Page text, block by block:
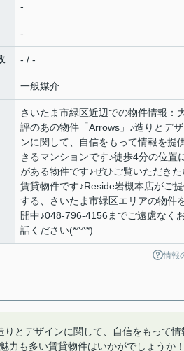
-
-
- / -
一般媒介
さいたま市緑区近辺での物件情報：
評のあの物件「Arrows」♪造りとデザ
ンに関して、自信をもって情報を提
きるマンションです♪徒歩4分の位置
がある物件です♪ぜひご覧いただきた
賃貸物件です♪Reside岩槻本店がご
する、さいたま市緑区エリアの物件
開中♪048-796-4156までご遠慮なく
話ください(*^^*)
情報
とデザインに関して、自信をもって情
力も多い賃貸物件はいかがでしょうか！